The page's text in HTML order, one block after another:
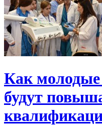
Как
будут